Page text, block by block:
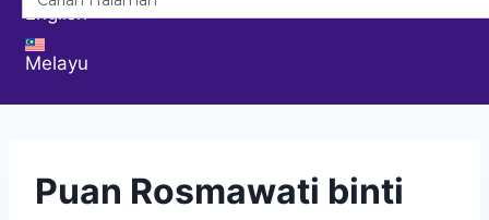
English
Melayu
Puan Rosmawati binti